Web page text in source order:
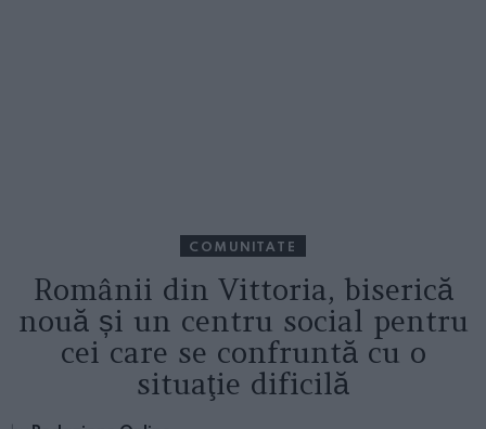
COMUNITATE
Românii din Vittoria, biserică
nouă și un centru social pentru
cei care se confruntă cu o
situaţie dificilă